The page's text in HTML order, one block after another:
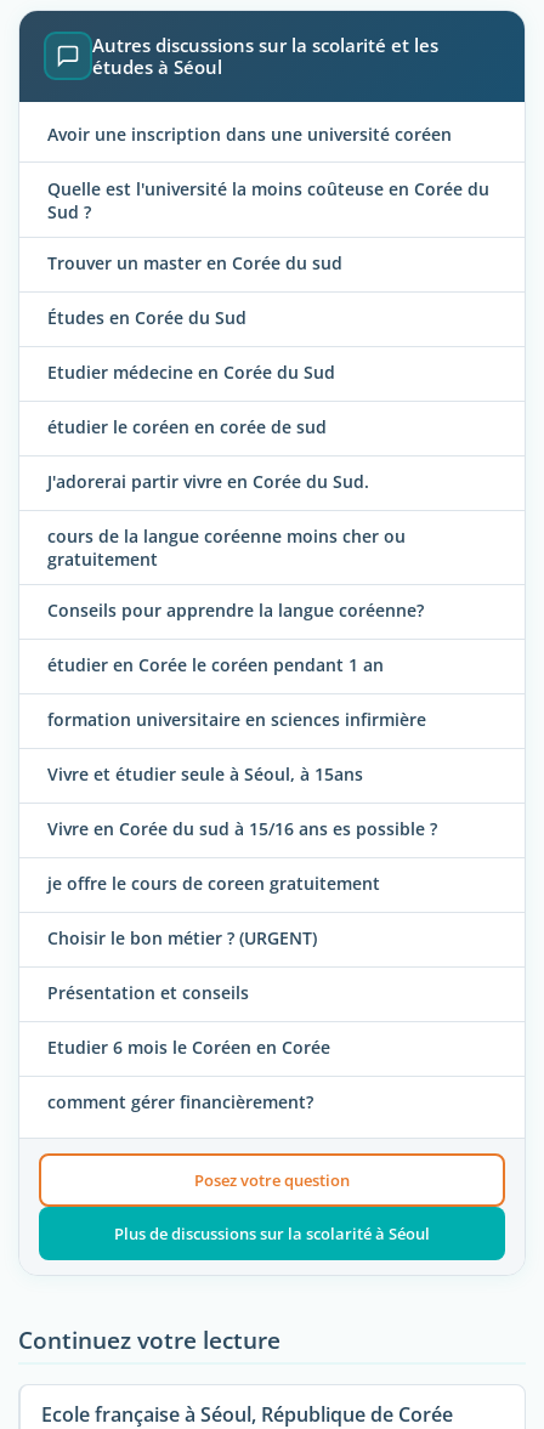
Autres discussions sur la scolarité et les
études à Séoul
Avoir une inscription dans une université coréen
Quelle est l'université la moins coûteuse en Corée du
Sud ?
Trouver un master en Corée du sud
Études en Corée du Sud
Etudier médecine en Corée du Sud
étudier le coréen en corée de sud
J'adorerai partir vivre en Corée du Sud.
cours de la langue coréenne moins cher ou
gratuitement
Conseils pour apprendre la langue coréenne?
étudier en Corée le coréen pendant 1 an
formation universitaire en sciences infirmière
Vivre et étudier seule à Séoul, à 15ans
Vivre en Corée du sud à 15/16 ans es possible ?
je offre le cours de coreen gratuitement
Choisir le bon métier ? (URGENT)
Présentation et conseils
Etudier 6 mois le Coréen en Corée
comment gérer financièrement?
Posez votre question
Plus de discussions sur la scolarité à Séoul
Continuez votre lecture
Ecole française à Séoul, République de Corée